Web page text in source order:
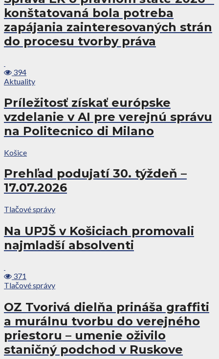
konštatovaná bola potreba
zapájania zainteresovaných strán
do procesu tvorby práva
394
Aktuality
Príležitosť získať európske
vzdelanie v AI pre verejnú správu
na Politecnico di Milano
Košice
Prehľad podujatí 30. týždeň –
17.07.2026
Tlačové správy
Na UPJŠ v Košiciach promovali
najmladší absolventi
371
Tlačové správy
OZ Tvorivá dielňa prináša graffiti
a murálnu tvorbu do verejného
priestoru – umenie oživilo
staničný podchod v Ruskove